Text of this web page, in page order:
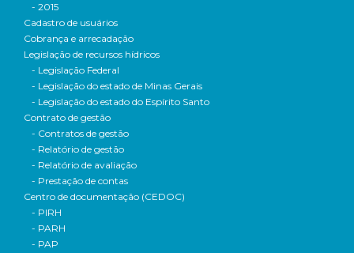
- 2015
Cadastro de usuários
Cobrança e arrecadação
Legislação de recursos hídricos
- Legislação Federal
- Legislação do estado de Minas Gerais
- Legislação do estado do Espírito Santo
Contrato de gestão
- Contratos de gestão
- Relatório de gestão
- Relatório de avaliação
- Prestação de contas
Centro de documentação (CEDOC)
- PIRH
- PARH
- PAP